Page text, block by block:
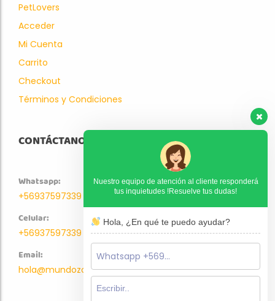
PetLovers
Acceder
Mi Cuenta
Carrito
Checkout
Términos y Condiciones
CONTÁCTANOS
Whatsapp:
+56937597339
Celular:
+56937597339
Email:
hola@mundozoo.cl
Nuestro equipo de atención al cliente responderá
tus inquietudes !Resuelve tus dudas!
Hola, ¿En qué te puedo ayudar?